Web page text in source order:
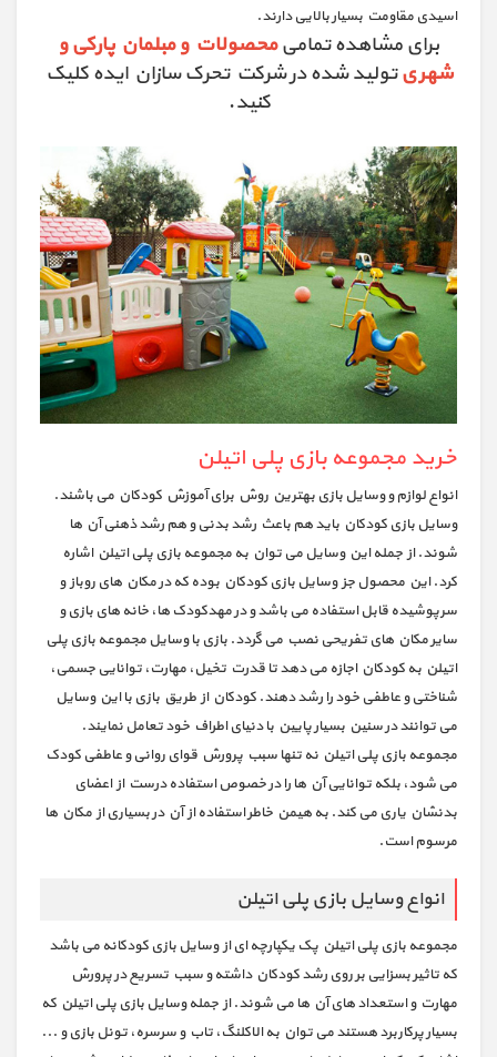
اسیدی مقاومت بسیار بالایی دارند.
برای مشاهده تمامیمحصولات و مبلمان پارکی و
شهریتولید شده در شرکت تحرک سازان ایده کلیک
کنید.
خرید مجموعه بازی پلی اتیلن
انواع لوازم و وسایل بازی بهترین روش برای آموزش کودکان می باشند.
وسایل بازی کودکان باید هم باعث رشد بدنی و هم رشد ذهنی آن ها
شوند. از جمله این وسایل می توان به مجموعه بازی پلی اتیلن اشاره
کرد. این محصول جز وسایل بازی کودکان بوده که در مکان های روباز و
سرپوشیده قابل استفاده می باشد و در مهدکودک ها، خانه های بازی و
سایر مکان های تفریحی نصب می گردد. بازی با وسایل مجموعه بازی پلی
اتیلن به کودکان اجازه می دهد تا قدرت تخیل، مهارت، توانایی جسمی،
شناختی و عاطفی خود را رشد دهند. کودکان از طریق بازی با این وسایل
می توانند در سنین بسیار پایین با دنیای اطراف خود تعامل نمایند.
مجموعه بازی پلی اتیلن نه تنها سبب پرورش قوای روانی و عاطفی کودک
می شود، بلکه توانایی آن ها را در خصوص استفاده درست از اعضای
بدنشان یاری می کند. به هیمن خاطر استفاده از آن در بسیاری از مکان ها
مرسوم است.
انواع وسایل بازی پلی اتیلن
مجموعه بازی پلی اتیلن پک یکپارچه ای از وسایل بازی کودکانه می باشد
که تاثیر بسزایی بر روی رشد کودکان داشته و سبب تسریع در پرورش
مهارت و استعداد های آن ها می شوند. از جمله وسایل بازی پلی اتیلن که
بسیار پرکاربرد هستند می توان به الاکلنگ، تاب و سرسره، تونل بازی و ...